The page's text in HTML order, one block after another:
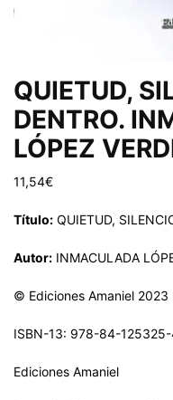
QUIETUD,
DENTRO.
LÓPEZ
11,54€
Título: QUIETUD,
Autor: INMACULADA
© Ediciones Amaniel 2023
ISBN-13: 978-84-
Ediciones Amaniel